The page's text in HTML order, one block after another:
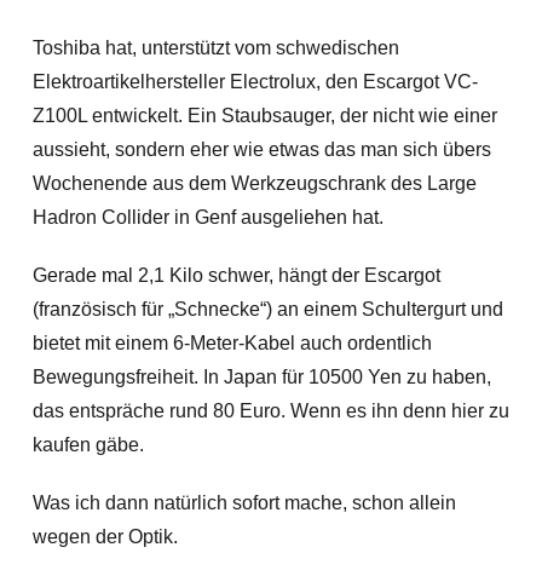
Toshiba hat, unterstützt vom schwedischen
Elektroartikelhersteller Electrolux, den Escargot VC-
Z100L entwickelt. Ein Staubsauger, der nicht wie einer
aussieht, sondern eher wie etwas das man sich übers
Wochenende aus dem Werkzeugschrank des Large
Hadron Collider in Genf ausgeliehen hat.
Gerade mal 2,1 Kilo schwer, hängt der Escargot
(französisch für „Schnecke“) an einem Schultergurt und
bietet mit einem 6-Meter-Kabel auch ordentlich
Bewegungsfreiheit. In Japan für 10500 Yen zu haben,
das entspräche rund 80 Euro. Wenn es ihn denn hier zu
kaufen gäbe.
Was ich dann natürlich sofort mache, schon allein
wegen der Optik.